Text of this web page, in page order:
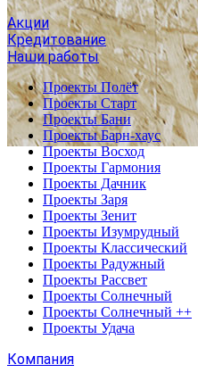
Акции
Кредитование
Наши работы
Проекты Полёт
Проекты Старт
Проекты Бани
Проекты Барн-хаус
Проекты Восход
Проекты Гармония
Проекты Дачник
Проекты Заря
Проекты Зенит
Проекты Изумрудный
Проекты Классический
Проекты Радужный
Проекты Рассвет
Проекты Солнечный
Проекты Солнечный ++
Проекты Удача
Компания